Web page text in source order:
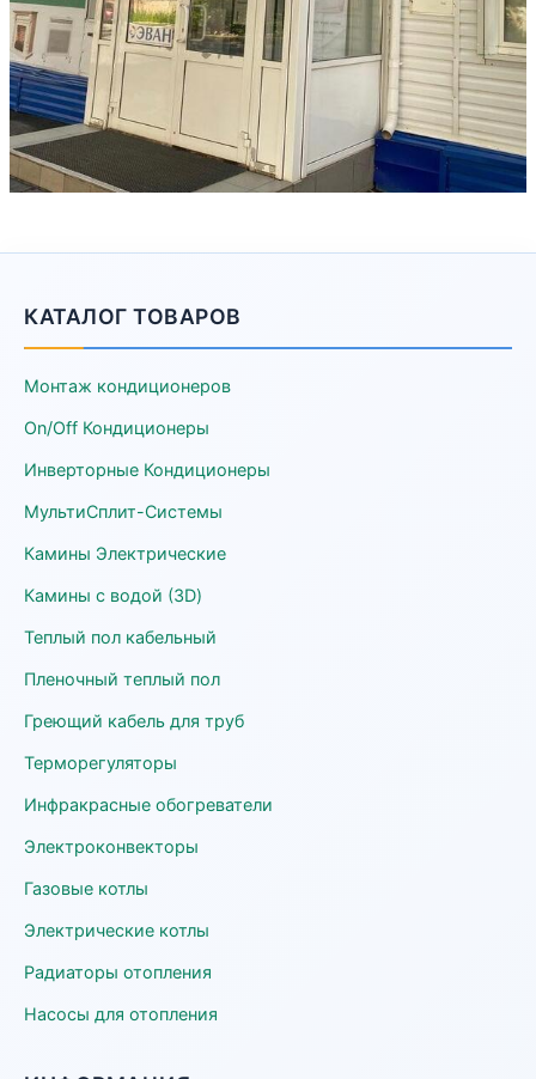
КАТАЛОГ ТОВАРОВ
Монтаж кондиционеров
On/Off Кондиционеры
Инверторные Кондиционеры
МультиСплит-Системы
Камины Электрические
Камины с водой (3D)
Теплый пол кабельный
Пленочный теплый пол
Греющий кабель для труб
Терморегуляторы
Инфракрасные обогреватели
Электроконвекторы
Газовые котлы
Электрические котлы
Радиаторы отопления
Насосы для отопления